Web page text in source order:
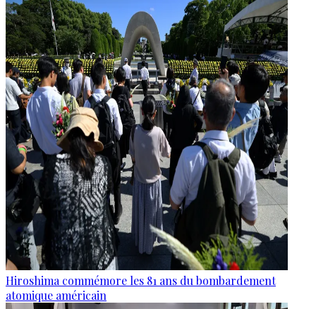
Hiroshima commémore les 81 ans du bombardement
atomique américain